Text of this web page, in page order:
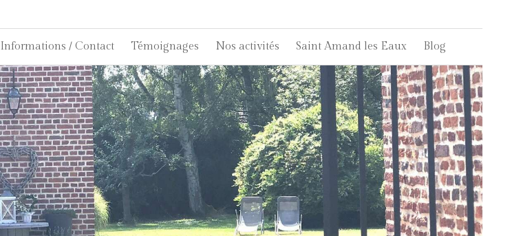
Informations / Contact Témoignages Nos activités Saint Amand les Eaux Blog